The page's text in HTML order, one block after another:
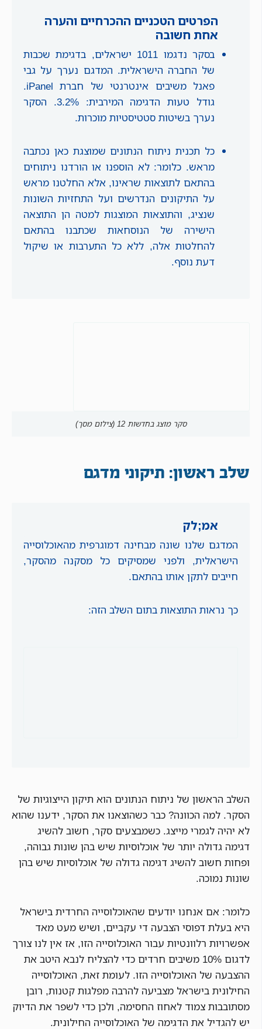
הפרטים הטכניים ההכרחיים והערה
אחת חשובה
בסקר נדגמו 1011 ישראלים, בדגימת שכבות
של החברה הישראלית. המדגם נערך על גבי
פאנל משיבים אינטרנטי של חברת iPanel.
גודל טעות הדגימה המירבית: 3.2%. הסקר
נערך בשיטות סטטיסטיות מוכרות.
כל תכנית ניתוח הנתונים שמוצגת כאן נכתבה
מראש. כלומר: לא הוספנו או הורדנו ניתוחים
בהתאם לתוצאות שראינו, אלא החלטנו מראש
על התיקונים הנדרשים ועל התחזיות השונות
שנציג, והתוצאות המוצגות למטה הן התוצאה
הישירה של הנוסחאות שכתבנו בהתאם
להחלטות אלה, ללא כל התערבות או שיקול
דעת נוסף.
סקר מוצג בחדשות 12 (צילום מסך)
שלב ראשון: תיקוני מדגם
אמ;לק
המדגם שלנו שונה מבחינה דמוגרפית מהאוכלוסייה
הישראלית, ולפני שמסיקים כל מסקנה מהסקר,
חייבים לתקן אותו בהתאם.
כך נראות התוצאות בתום השלב הזה:
השלב הראשון של ניתוח הנתונים הוא תיקון הייצוגיות של
הסקר. למה הכוונה? כבר כשהוצאנו את הסקר, ידענו שהוא
לא יהיה לגמרי מייצג. כשמבצעים סקר, חשוב להשיג
דגימה גדולה יותר של אוכלוסיות שיש בהן שונות גבוהה,
ופחות חשוב להשיג דגימה גדולה של אוכלוסיות שיש בהן
שונות נמוכה.
כלומר: אם אנחנו יודעים שהאוכלוסייה החרדית בישראל
היא בעלת דפוסי הצבעה די עקביים, ושיש מעט מאד
אפשרויות רלוונטיות עבור האוכלוסייה הזו, אז אין לנו צורך
לדגום 10% משיבים חרדים כדי להצליח לנבא היטב את
ההצבעה של האוכלוסייה הזו. לעומת זאת, האוכלוסייה
החילונית בישראל מצביעה להרבה מפלגות קטנות, רובן
מסתובבות צמוד לאחוז החסימה, ולכן כדי לשפר את הדיוק
יש להגדיל את הדגימה של האוכלוסייה החילונית.